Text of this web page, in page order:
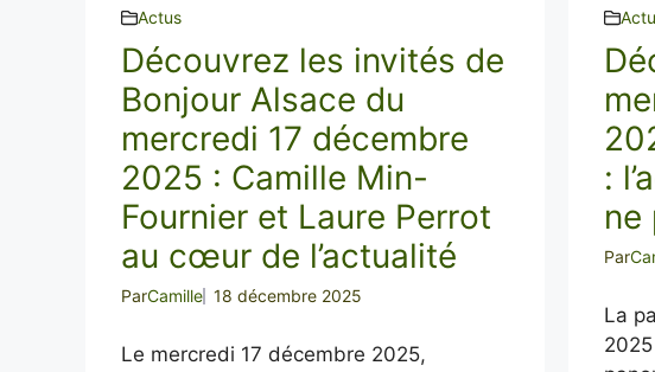
Actus
Découvrez les invités de
Bonjour Alsace du
mercredi 17 décembre
2025 : Camille Min-
Fournier et Laure Perrot
au cœur de l’actualité
ParCamille 18 décembre 2025
Le mercredi 17 décembre 2025,
:
ne
Par
La